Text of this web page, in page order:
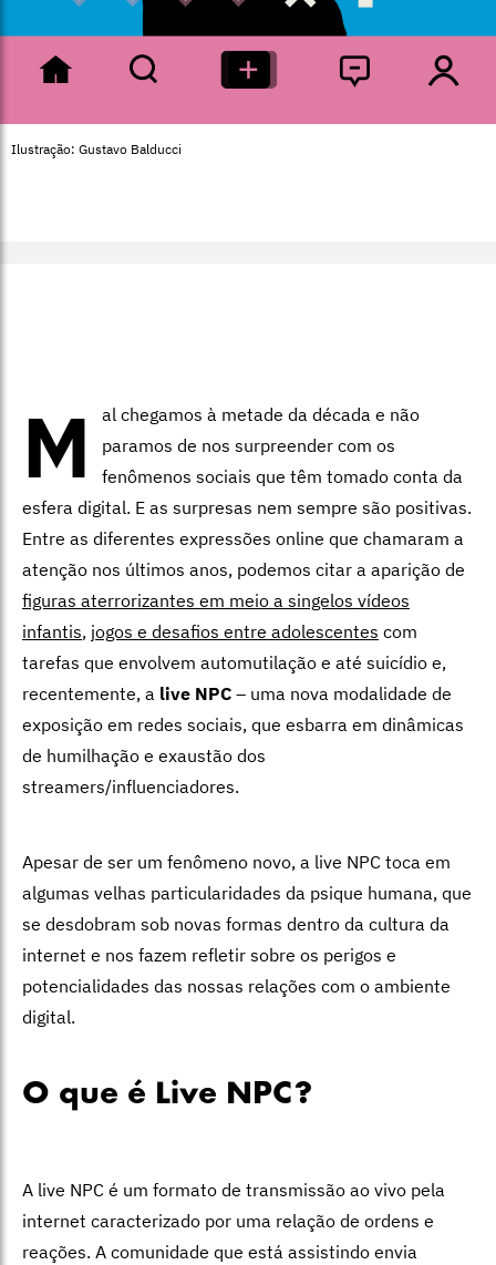
Ilustração: Gustavo Balducci
M
al chegamos à metade da década e não
paramos de nos surpreender com os
fenômenos sociais que têm tomado conta da
esfera digital. E as surpresas nem sempre são positivas.
Entre as diferentes expressões online que chamaram a
atenção nos últimos anos, podemos citar a aparição de
figuras aterrorizantes em meio a singelos vídeos
infantis, jogos e desafios entre adolescentes com
tarefas que envolvem automutilação e até suicídio e,
recentemente, a live NPC – uma nova modalidade de
exposição em redes sociais, que esbarra em dinâmicas
de humilhação e exaustão dos
streamers/influenciadores.
Apesar de ser um fenômeno novo, a live NPC toca em
algumas velhas particularidades da psique humana, que
se desdobram sob novas formas dentro da cultura da
internet e nos fazem refletir sobre os perigos e
potencialidades das nossas relações com o ambiente
digital.
O que é Live NPC?
A live NPC é um formato de transmissão ao vivo pela
internet caracterizado por uma relação de ordens e
reações. A comunidade que está assistindo envia